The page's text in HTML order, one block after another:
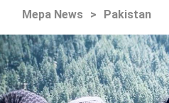
Mepa News > Pakistan